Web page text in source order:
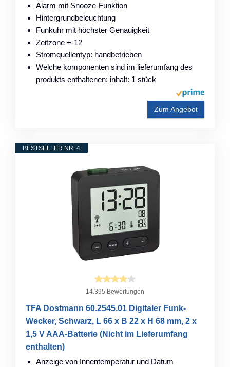
Alarm mit Snooze-Funktion
Hintergrundbeleuchtung
Funkuhr mit höchster Genauigkeit
Zeitzone +-12
Stromquellentyp: handbetrieben
Welche komponenten sind im lieferumfang des
produkts enthaltenen: inhalt: 1 stück
Zum Angebot
BESTSELLER NR. 4
14.395 Bewertungen
TFA Dostmann 60.2545.01 Digitaler Funk-
Wecker, Schwarz, L 66 x B 22 x H 68 mm, 2 x
1,5 V AAA-Batterie (Nicht im Lieferumfang
enthalten)
Anzeige von Innentemperatur und Datum